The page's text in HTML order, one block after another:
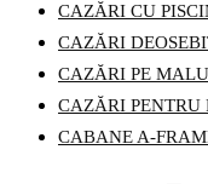
CAZĂRI CU
CAZĂRI
CAZĂRI PE
CAZĂRI
CABANE A-